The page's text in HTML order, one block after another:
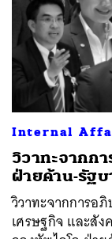
Internal
วิวาทะจากก
ฝ่ายค้าน-รัฐบ
วิวาทะจากการอภิ
เศรษฐกิจ และสัง